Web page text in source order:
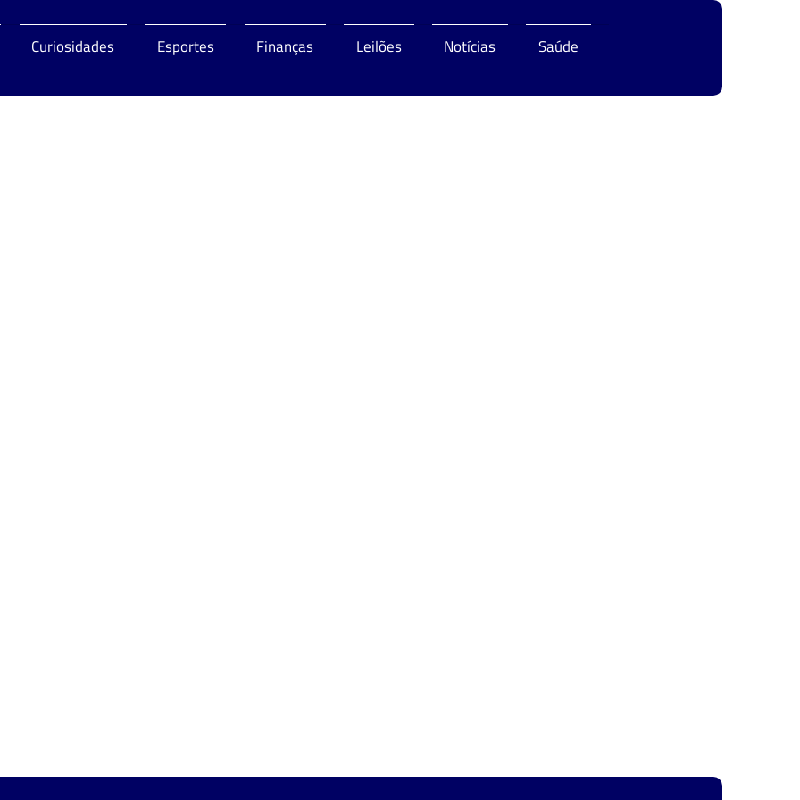
Curiosidades Esportes Finanças Leilões Notícias Saúde